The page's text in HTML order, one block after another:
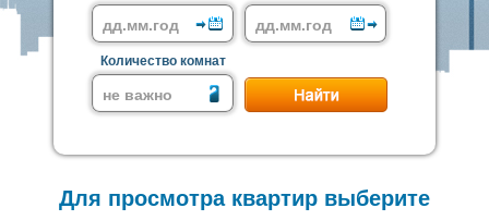
Количество комнат
Для просмотра квартир выберите